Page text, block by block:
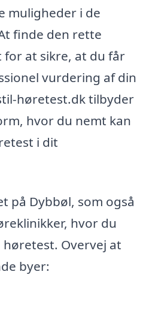
muligheder i de
finde den rette
at sikre, at du får
vurdering af din
høretest.dk tilbyder
hvor du nemt kan
i dit
på Dybbøl, som også
hvor du
Overvej at
byer: